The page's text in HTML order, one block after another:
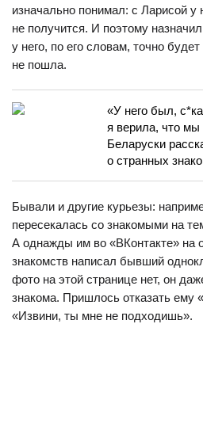
изначально понимал: с Ларисой у
не получится. И поэтому
у него, по его словам, точно
не пошла.
«У него был,
я верила, что
Беларуски
о странных
Бывали и другие курьезы:
пересекалась со знакомыми на
А однажды им во «ВКонтакте» на
знакомств написал бывший
фото на этой странице нет, он
знакома. Пришлось отказать ему
«Извини, ты мне не подходишь».